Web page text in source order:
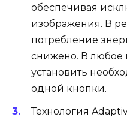
обеспечивая
изображения. В
потребление
снижено. В любое
установить
одной кнопки.
Технология